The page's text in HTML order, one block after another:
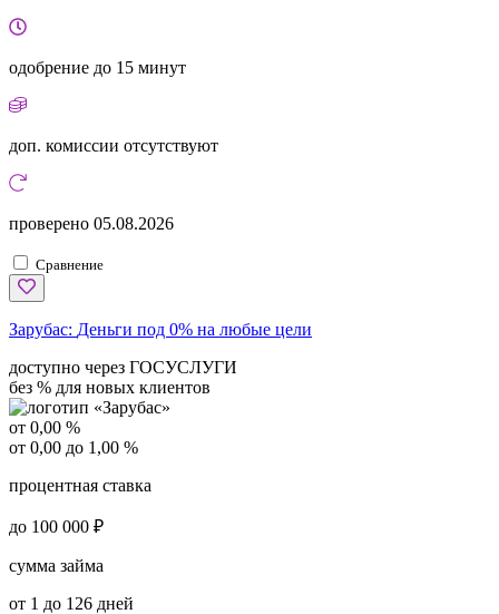
одобрение до 15 минут
доп. комиссии отсутствуют
проверено 05.08.2026
Сравнение
Зарубас: Деньги под 0% на любые цели
доступно через ГОСУСЛУГИ
без % для новых клиентов
от 0,00 %
от 0,00 до 1,00 %
процентная ставка
до 100 000 ₽
сумма займа
от 1 до 126 дней